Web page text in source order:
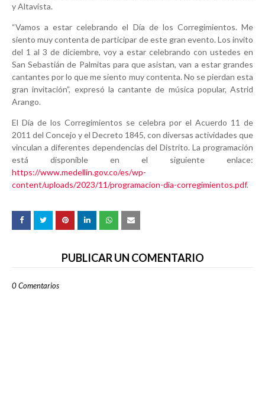
y Altavista.
“Vamos a estar celebrando el Día de los Corregimientos. Me
siento muy contenta de participar de este gran evento. Los invito
del 1 al 3 de diciembre, voy a estar celebrando con ustedes en
San Sebastián de Palmitas para que asistan, van a estar grandes
cantantes por lo que me siento muy contenta. No se pierdan esta
gran invitación”, expresó la cantante de música popular, Astrid
Arango.
El Día de los Corregimientos se celebra por el Acuerdo 11 de
2011 del Concejo y el Decreto 1845, con diversas actividades que
vinculan a diferentes dependencias del Distrito. La programación
está disponible en el siguiente enlace:
https://www.medellin.gov.co/es/wp-
content/uploads/2023/11/programacion-dia-corregimientos.pdf.
PUBLICAR UN COMENTARIO
0 Comentarios